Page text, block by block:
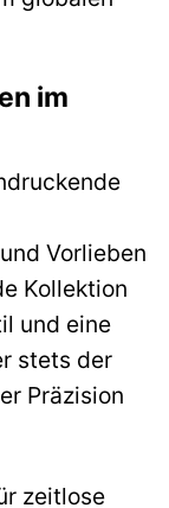
im
Vorlieben
Kollektion
und eine
stets der
Präzision
zeitlose